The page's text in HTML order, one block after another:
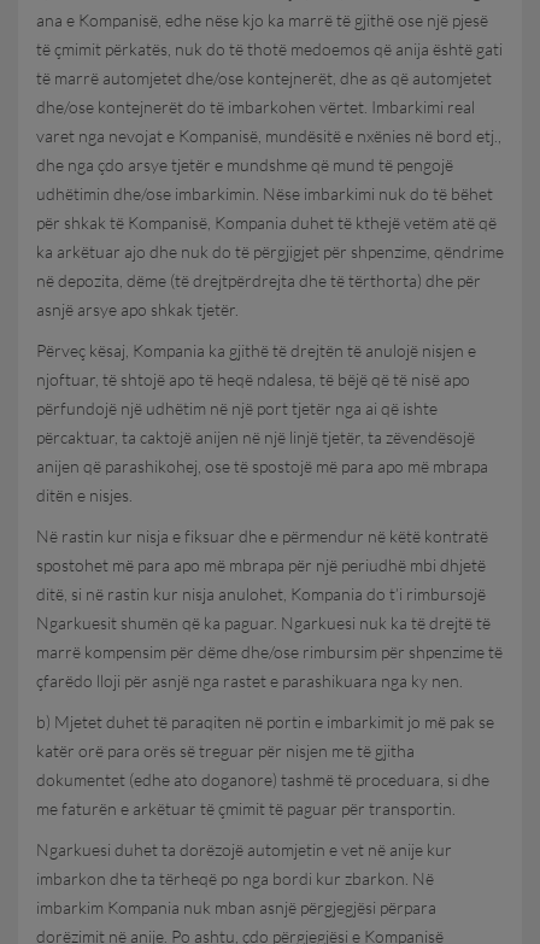
ana e Kompanisë, edhe nëse kjo ka marrë të gjithë ose një pjesë
të çmimit përkatës, nuk do të thotë medoemos që anija është gati
të marrë automjetet dhe/ose kontejnerët, dhe as që automjetet
dhe/ose kontejnerët do të imbarkohen vërtet. Imbarkimi real
varet nga nevojat e Kompanisë, mundësitë e nxënies në bord etj.,
dhe nga çdo arsye tjetër e mundshme që mund të pengojë
udhëtimin dhe/ose imbarkimin. Nëse imbarkimi nuk do të bëhet
për shkak të Kompanisë, Kompania duhet të kthejë vetëm atë që
ka arkëtuar ajo dhe nuk do të përgjigjet për shpenzime, qëndrime
në depozita, dëme (të drejtpërdrejta dhe të tërthorta) dhe për
asnjë arsye apo shkak tjetër.
Përveç kësaj, Kompania ka gjithë të drejtën të anulojë nisjen e
njoftuar, të shtojë apo të heqë ndalesa, të bëjë që të nisë apo
përfundojë një udhëtim në një port tjetër nga ai që ishte
përcaktuar, ta caktojë anijen në një linjë tjetër, ta zëvendësojë
anijen që parashikohej, ose të spostojë më para apo më mbrapa
ditën e nisjes.
Në rastin kur nisja e fiksuar dhe e përmendur në këtë kontratë
spostohet më para apo më mbrapa për një periudhë mbi dhjetë
ditë, si në rastin kur nisja anulohet, Kompania do t’i rimbursojë
Ngarkuesit shumën që ka paguar. Ngarkuesi nuk ka të drejtë të
marrë kompensim për dëme dhe/ose rimbursim për shpenzime të
çfarëdo lloji për asnjë nga rastet e parashikuara nga ky nen.
b) Mjetet duhet të paraqiten në portin e imbarkimit jo më pak se
katër orë para orës së treguar për nisjen me të gjitha
dokumentet (edhe ato doganore) tashmë të proceduara, si dhe
me faturën e arkëtuar të çmimit të paguar për transportin.
Ngarkuesi duhet ta dorëzojë automjetin e vet në anije kur
imbarkon dhe ta tërheqë po nga bordi kur zbarkon. Në
imbarkim Kompania nuk mban asnjë përgjegjësi përpara
dorëzimit në anije. Po ashtu, çdo përgjegjësi e Kompanisë